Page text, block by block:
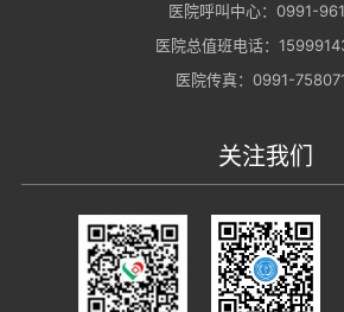
医院呼叫中心：0991-
医院总值班电话：
医院传真：0991-
关注我们